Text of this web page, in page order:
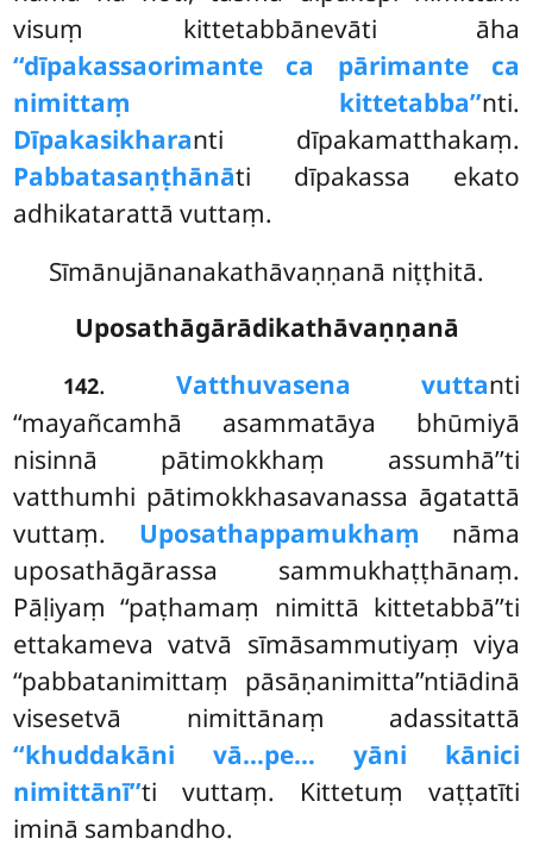
visuṃ kittetabbānevāti āha
‘‘dīpakassaorimante ca pārimante ca
nimittaṃ kittetabba’’nti.
Dīpakasikharanti dīpakamatthakaṃ.
Pabbatasaṇṭhānāti dīpakassa ekato
adhikatarattā vuttaṃ.
Sīmānujānanakathāvaṇṇanā niṭṭhitā.
Uposathāgārādikathāvaṇṇanā
142. Vatthuvasena vuttanti
‘‘mayañcamhā asammatāya bhūmiyā
nisinnā pātimokkhaṃ assumhā’’ti
vatthumhi pātimokkhasavanassa āgatattā
vuttaṃ. Uposathappamukhaṃ nāma
uposathāgārassa sammukhaṭṭhānaṃ.
Pāḷiyaṃ ‘‘paṭhamaṃ nimittā kittetabbā’’ti
ettakameva vatvā sīmāsammutiyaṃ viya
‘‘pabbatanimittaṃ pāsāṇanimitta’’ntiādinā
visesetvā nimittānaṃ adassitattā
‘‘khuddakāni vā…pe… yāni kānici
nimittānī’’ti vuttaṃ. Kittetuṃ vaṭṭatīti
iminā sambandho.